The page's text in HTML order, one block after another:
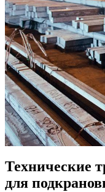
Технические
для